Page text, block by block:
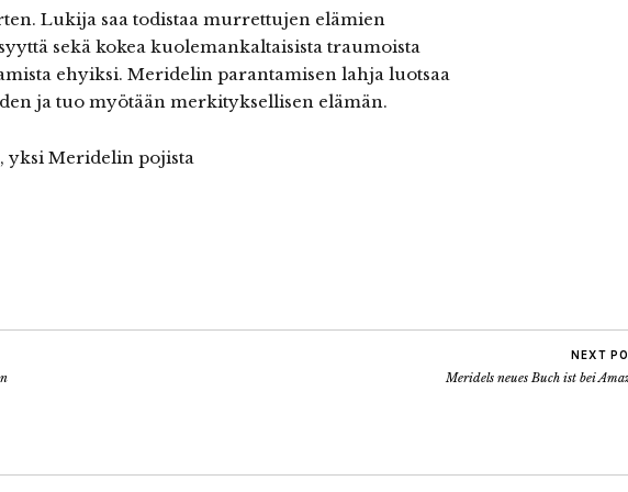
Lukija saa todistaa murrettujen elämien
sekä kokea kuolemankaltaisista traumoista
ehyiksi. Meridelin parantamisen lahja luotsaa
ja tuo myötään merkityksellisen elämän.
yksi Meridelin pojista
NEXT
Meridels neues Buch ist bei